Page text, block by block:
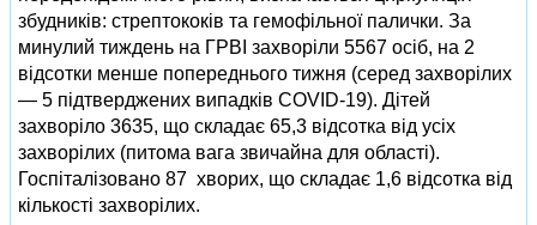
збудників: стрептококів та гемофільної палички. За
минулий тиждень на ГРВІ захворіли 5567 осіб, на 2
відсотки менше попереднього тижня (серед захворілих
— 5 підтверджених випадків COVID-19). Дітей
захворіло 3635, що складає 65,3 відсотка від усіх
захворілих (питома вага звичайна для області).
Госпіталізовано 87 хворих, що складає 1,6 відсотка від
кількості захворілих.